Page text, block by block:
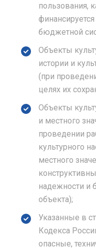
пользования,
бюджетной
Объекты
истории и
(при
целях их
Объекты
и местного
проведении
культурного
местного
надежности и
объекта);
Указанные в
Кодекса
опасные,